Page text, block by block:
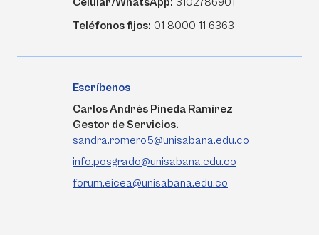
Teléfonos fijos: 01 8000 11 6363
Escríbenos
Carlos Andrés Pineda Ramírez
Gestor de Servicios.
sandra.romero5@unisabana.edu.co
info.posgrado@unisabana.edu.co
forum.eicea@unisabana.edu.co